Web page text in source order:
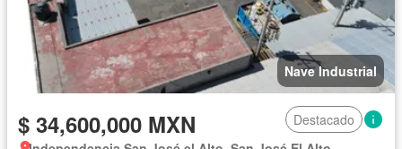
Nave Industrial
$ 34,600,000 MXN
Destacado